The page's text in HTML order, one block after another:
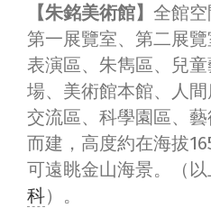
【朱銘美術館】 全館空
第一展覽室、第二展
表演區、朱雋區、兒
場、美術館本館、人
交流區、科學園區、
而建，高度約在海拔
可遠眺金山海景。（
科）。